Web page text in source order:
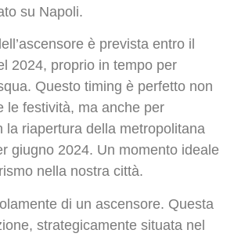
su Napoli.
è prevista entro il
2024, proprio in tempo per
Questo timing è perfetto non
le festività, ma anche per
la riapertura della metropolitana
giugno 2024. Un momento ideale
nella nostra città.
di un ascensore. Questa
strategicamente situata nel